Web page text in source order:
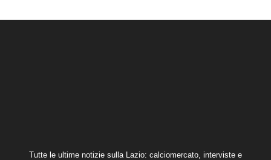
Tutte le ultime notizie sulla Lazio: calciomercato, interviste e